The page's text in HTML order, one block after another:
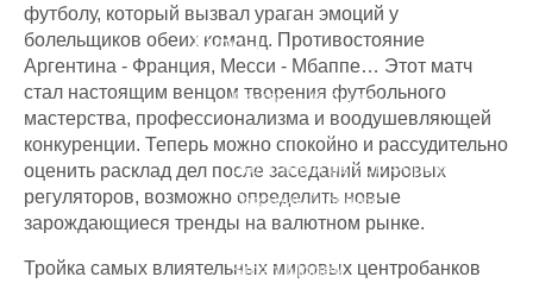
Курсы
Фондовый рынок
Фьючерсы и опционы
Валютный рынок Форекс
Товарный рынок
Инвестиции
Smart Money
футболу, который вызвал ураган эмоций у
болельщиков обеих команд. Противостояние
Аргентина - Франция, Месси - Мбаппе… Этот матч
стал настоящим венцом творения футбольного
мастерства, профессионализма и воодушевляющей
конкуренции. Теперь можно спокойно и рассудительно
оценить расклад дел после заседаний мировых
регуляторов, возможно определить новые
зарождающиеся тренды на валютном рынке.
Тройка самых влиятельных мировых центробанков